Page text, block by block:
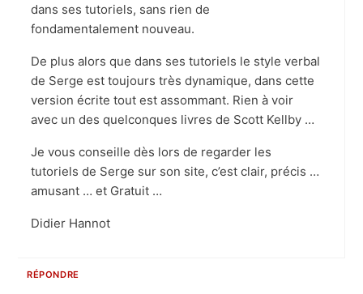
dans ses tutoriels, sans rien de
fondamentalement nouveau.
De plus alors que dans ses tutoriels le style verbal
de Serge est toujours très dynamique, dans cette
version écrite tout est assommant. Rien à voir
avec un des quelconques livres de Scott Kellby …
Je vous conseille dès lors de regarder les
tutoriels de Serge sur son site, c’est clair, précis …
amusant … et Gratuit …
Didier Hannot
RÉPONDRE